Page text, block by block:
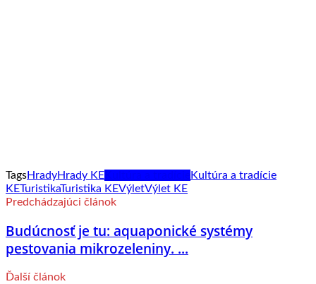
TagsHradyHrady KE
Kultúra a tradície
KETuristikaTuristika KEVýletVýlet KE
Predchádzajúci článok
Budúcnosť je tu: aquaponické systémy
pestovania mikrozeleniny. ...
Ďalší článok